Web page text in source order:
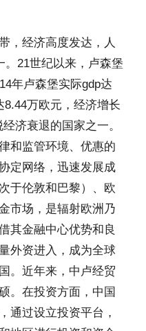
，经济高度发达，人
。21世纪以来，卢森堡
年卢森堡实际gdp达
8.44万欧元，经济增长
济衰退的国家之一。
和监管环境、优惠的
定网络，迅速发展成
于伦敦和巴黎）、欧
市场，是辐射欧洲乃
其金融中心优势和良
外资进入，成为全球
。近年来，中卢经贸
。在投资方面，中国
通过设立投资平台，